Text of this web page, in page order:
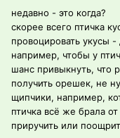
недавно - это когда?
скорее всего птичка
провоцировать укусы -
например, чтобы у
шанс привыкнуть, что
получить орешек, не
щипчики, например,
птичка всё же брала
приручить или